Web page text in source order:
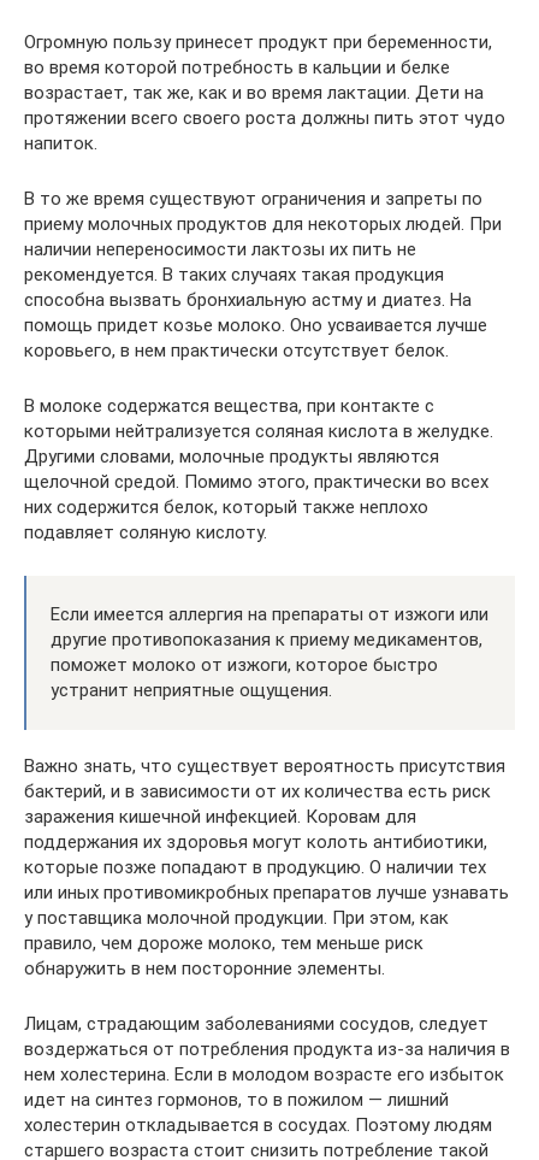
Огромную пользу принесет продукт при беременности,
во время которой потребность в кальции и белке
возрастает, так же, как и во время лактации. Дети на
протяжении всего своего роста должны пить этот чудо
напиток.
В то же время существуют ограничения и запреты по
приему молочных продуктов для некоторых людей. При
наличии непереносимости лактозы их пить не
рекомендуется. В таких случаях такая продукция
способна вызвать бронхиальную астму и диатез. На
помощь придет козье молоко. Оно усваивается лучше
коровьего, в нем практически отсутствует белок.
В молоке содержатся вещества, при контакте с
которыми нейтрализуется соляная кислота в желудке.
Другими словами, молочные продукты являются
щелочной средой. Помимо этого, практически во всех
них содержится белок, который также неплохо
подавляет соляную кислоту.
Если имеется аллергия на препараты от изжоги или
другие противопоказания к приему медикаментов,
поможет молоко от изжоги, которое быстро
устранит неприятные ощущения.
Важно знать, что существует вероятность присутствия
бактерий, и в зависимости от их количества есть риск
заражения кишечной инфекцией. Коровам для
поддержания их здоровья могут колоть антибиотики,
которые позже попадают в продукцию. О наличии тех
или иных противомикробных препаратов лучше узнавать
у поставщика молочной продукции. При этом, как
правило, чем дороже молоко, тем меньше риск
обнаружить в нем посторонние элементы.
Лицам, страдающим заболеваниями сосудов, следует
воздержаться от потребления продукта из-за наличия в
нем холестерина. Если в молодом возрасте его избыток
идет на синтез гормонов, то в пожилом — лишний
холестерин откладывается в сосудах. Поэтому людям
старшего возраста стоит снизить потребление такой